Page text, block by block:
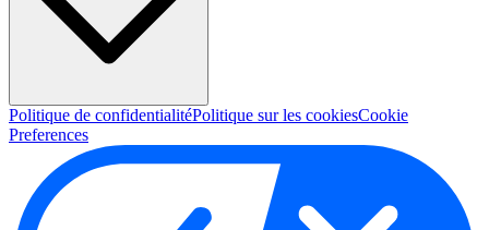
Politique de confidentialitéPolitique sur les cookiesCookie
Preferences